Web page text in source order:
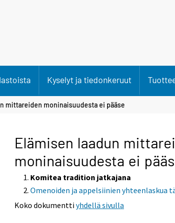
Kyselyt ja tiedonkeruut
mittareiden moninaisuudesta ei pääse
Elämisen laadun
moninaisuudesta ei
Komitea tradition jatkajana
Omenoiden ja appelsiinien yhteenlaskua
Koko dokumenttiyhdellä sivulla